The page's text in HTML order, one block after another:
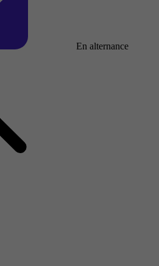
En alternance